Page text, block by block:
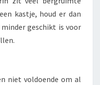
kastje, houd er dan
geschikt is voor
niet voldoende om al